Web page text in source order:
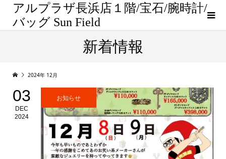
アルプラザ長浜店１階/宝石/腕時計/
バッグ Sun Field
新着情報
2024年 12月
03
DEC
2024
お知らせ